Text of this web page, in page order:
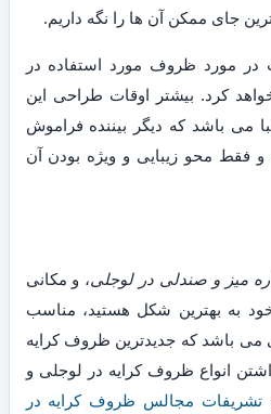
جای ممکن آن ها را نگه داریم.
مورد ظروف مورد استفاده در
کرد. بیشتر اوقات طراحی این
می باشد که دیگر بیننده فراموش
و فقط محو زیبایی و ویژه بودن آن
میز و صندلی در لوجلی، و مکانی
به بهترین شکل هستید، مناسب
می باشد که جدیدترین ظروف کرایه
انواع ظروف کرایه در لوجلی و
تشریفات مجالس ظروف کرایه در